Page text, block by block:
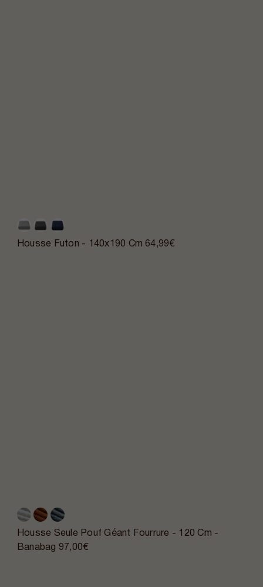
Housse Futon - 140x190 Cm64,99€
Housse Seule Pouf Géant Fourrure - 120 Cm -
Banabag 97,00€